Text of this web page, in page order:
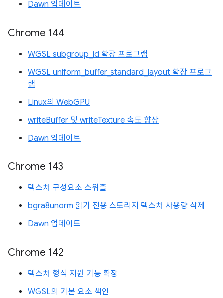
Dawn 업데이트
Chrome 144
WGSL subgroup_id 확장 프로그램
WGSL uniform_buffer_standard_layout 확장 프로그
램
Linux의 WebGPU
writeBuffer 및 writeTexture 속도 향상
Dawn 업데이트
Chrome 143
텍스처 구성요소 스위즐
bgra8unorm 읽기 전용 스토리지 텍스처 사용량 삭제
Dawn 업데이트
Chrome 142
텍스처 형식 지원 기능 확장
WGSL의 기본 요소 색인